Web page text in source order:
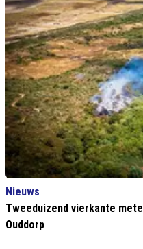
Nieuws
Tweeduizend vierkante
Ouddorp